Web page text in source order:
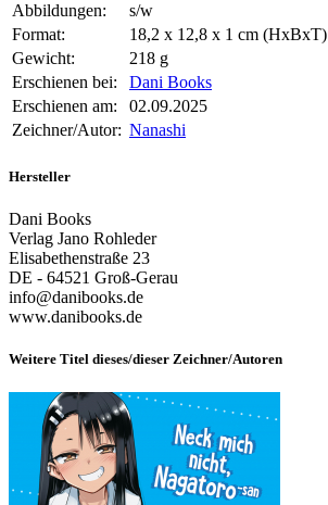
Abbildungen:
s/w
Format:
18,2 x 12,8 x 1 cm (HxBxT)
Gewicht:
218 g
Erschienen bei:
Dani Books
Erschienen am:
02.09.2025
Zeichner/Autor: Nanashi
Hersteller
Dani Books
Verlag Jano Rohleder
Elisabethenstraße 23
DE - 64521 Groß-Gerau
info@danibooks.de
www.danibooks.de
Weitere Titel dieses/dieser Zeichner/Autoren